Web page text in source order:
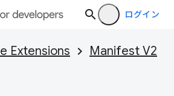
ログイン
Extensions
Manifest V2